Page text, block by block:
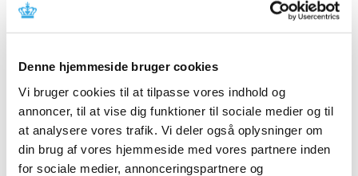
Denne hjemmeside bruger cookies
Vi bruger cookies til at tilpasse vores indhold og
annoncer, til at vise dig funktioner til sociale medier og til
at analysere vores trafik. Vi deler også oplysninger om
din brug af vores hjemmeside med vores partnere inden
for sociale medier, annonceringspartnere og
2021 (38)
2020 (19)
2018 (46)
2017 (38)
2016 (48)
2015 (31)
2014 (44)